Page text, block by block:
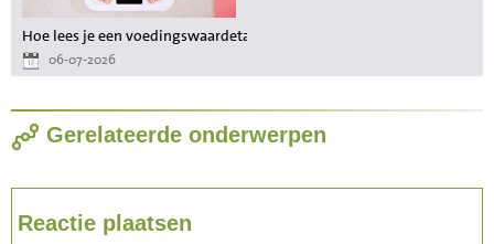
Hoe lees je een voedingswaardetabel als je wilt afvallen?
06-07-2026
Gerelateerde onderwerpen
Reactie plaatsen